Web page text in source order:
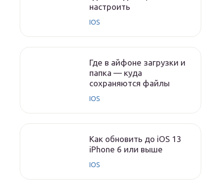
настроить
IOS
Где в айфоне загрузки и
папка — куда
сохраняются файлы
IOS
Как обновить до iOS 13
iPhone 6 или выше
IOS